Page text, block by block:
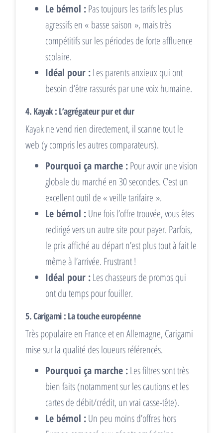
Le bémol :Pas toujours les tarifs les plus
agressifs en « basse saison », mais très
compétitifs sur les périodes de forte affluence
scolaire.
Idéal pour :Les parents anxieux qui ont
besoin d’être rassurés par une voix humaine.
4. Kayak : L’agrégateur pur et dur
Kayak ne vend rien directement, il scanne tout le
web (y compris les autres comparateurs).
Pourquoi ça marche :Pour avoir une vision
globale du marché en 30 secondes. C’est un
excellent outil de « veille tarifaire ».
Le bémol :Une fois l’offre trouvée, vous êtes
redirigé vers un autre site pour payer. Parfois,
le prix affiché au départ n’est plus tout à fait le
même à l’arrivée. Frustrant !
Idéal pour :Les chasseurs de promos qui
ont du temps pour fouiller.
5. Carigami : La touche européenne
Très populaire en France et en Allemagne, Carigami
mise sur la qualité des loueurs référencés.
Pourquoi ça marche :Les filtres sont très
bien faits (notamment sur les cautions et les
cartes de débit/crédit, un vrai casse-tête).
Le bémol :Un peu moins d’offres hors